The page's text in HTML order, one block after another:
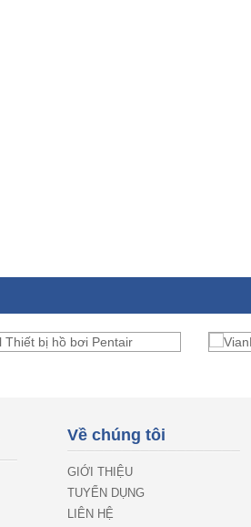
Về chúng tôi
GIỚI THIỆU
TUYỂN DỤNG
LIÊN HỆ